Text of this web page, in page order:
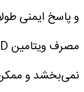
و پاسخ ایمنی
نمی‌بخشد و